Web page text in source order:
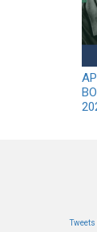
Tweets